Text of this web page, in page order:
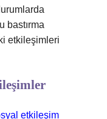
bastırma
etkileşimleri
etkileşim